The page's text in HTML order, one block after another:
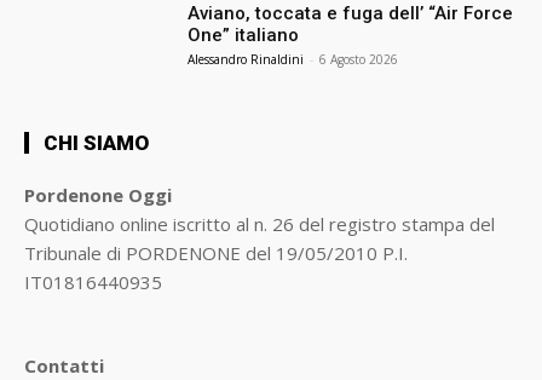
Aviano, toccata e fuga dell’ “Air Force
One” italiano
Alessandro Rinaldini - 6 Agosto 2026
CHI SIAMO
Pordenone Oggi
Quotidiano online iscritto al n. 26 del registro stampa del
Tribunale di PORDENONE del 19/05/2010 P.I.
IT01816440935
Contatti